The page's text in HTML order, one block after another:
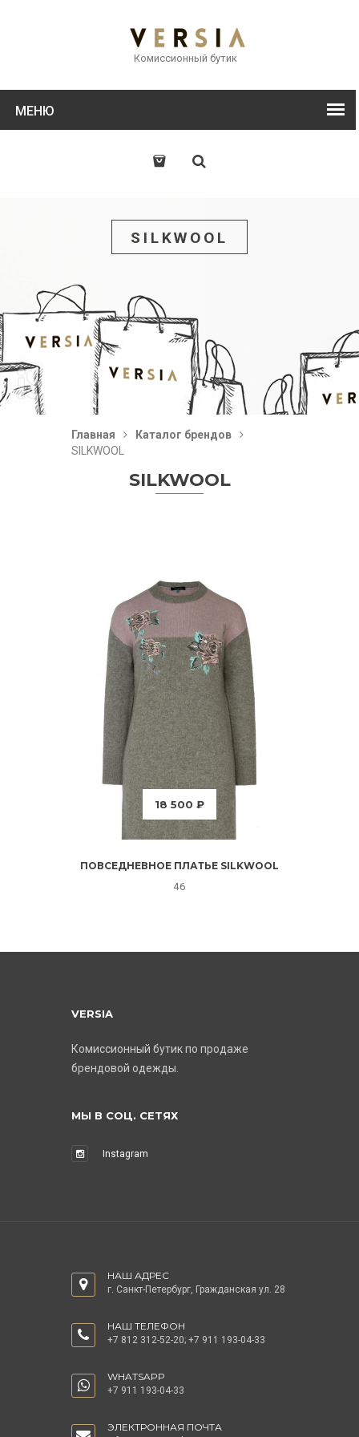
Комиссионный бутик
МЕНЮ
SILKWOOL
Главная
Каталог брендов
SILKWOOL
SILKWOOL
18 500 ₽
ПОВСЕДНЕВНОЕ ПЛАТЬЕ SILKWOOL
46
VERSIA
Комиссионный бутик по продаже
брендовой одежды.
МЫ В СОЦ. СЕТЯХ
Instagram
НАШ АДРЕС
г. Санкт-Петербург, Гражданская ул. 28
НАШ ТЕЛЕФОН
+7 812 312-52-20; +7 911 193-04-33
WHATSAPP
+7 911 193-04-33
ЭЛЕКТРОННАЯ ПОЧТА